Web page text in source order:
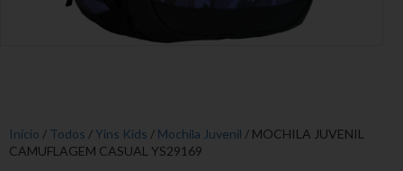
Início / Todos /Yins Kids / Mochila Juvenil / MOCHILA JUVENIL
CAMUFLAGEM CASUAL YS29169